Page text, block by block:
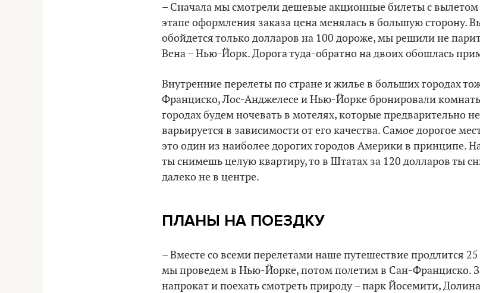
– Сначала мы смотрели дешевые акционные билеты с
этапе оформления заказа цена менялась в большую сторону.
обойдется только долларов на 100 дороже, мы решили не
Вена – Нью-Йорк. Дорога туда-обратно на двоих обошлась
Внутренние перелеты по стране и жилье в больших городах
Франциско, Лос-Анджелесе и Нью-Йорке бронировали
городах будем ночевать в мотелях, которые предварительно
варьируется в зависимости от его качества. Самое дорогое
это один из наиболее дорогих городов Америки в принципе.
ты снимешь целую квартиру, то в Штатах за 120 долларов ты
далеко не в центре.
ПЛАНЫ НА ПОЕЗДКУ
– Вместе со всеми перелетами наше путешествие продлится
мы проведем в Нью-Йорке, потом полетим в Сан-Франциско.
напрокат и поехать смотреть природу – парк Йосемити,